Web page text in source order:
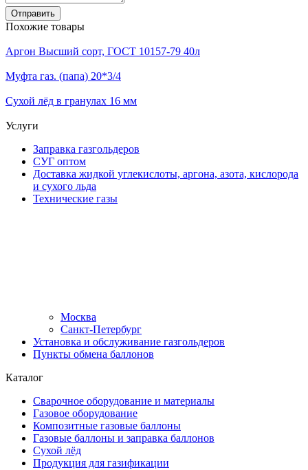
Отправить
Похожие товары
Аргон Высший сорт, ГОСТ 10157-79 40л
Муфта газ. (папа) 20*3/4
Сухой лёд в гранулах 16 мм
Услуги
Заправка газгольдеров
СУГ оптом
Доставка жидкой углекислоты, аргона, азота, кислорода
и сухого льда
Технические газы
Москва
Санкт-Петербург
Установка и обслуживание газгольдеров
Пункты обмена баллонов
Каталог
Сварочное оборудование и материалы
Газовое оборудование
Композитные газовые баллоны
Газовые баллоны и заправка баллонов
Сухой лёд
Продукция для газификации